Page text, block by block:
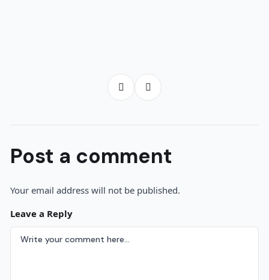
Post a comment
Your email address will not be published.
Leave a Reply